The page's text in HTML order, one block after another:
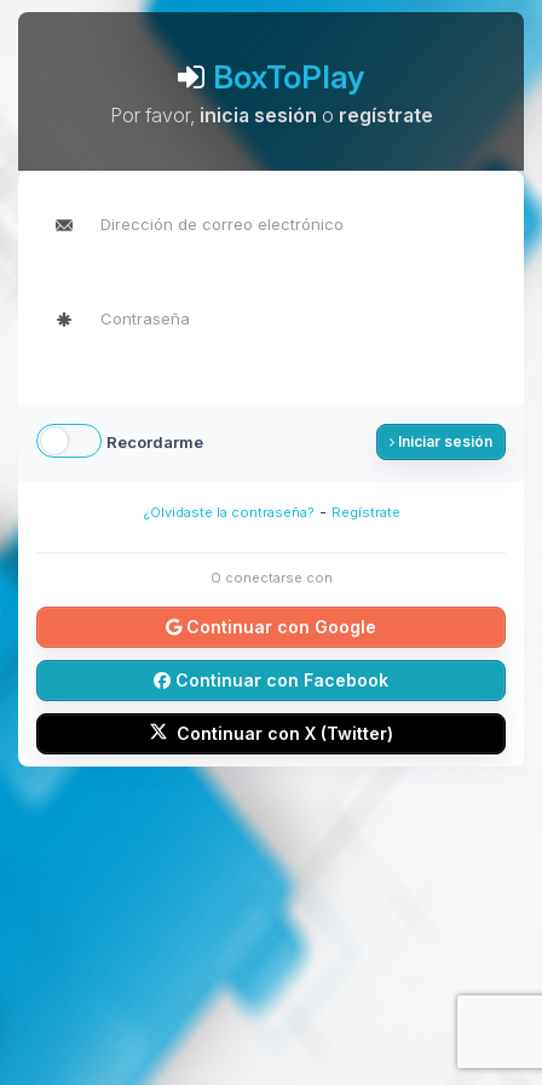
BoxToPlay
Por favor, inicia sesión o regístrate
Recordarme Iniciar sesión
¿Olvidaste la contraseña? - Regístrate
O conectarse con
Continuar con Google
Continuar con Facebook
Continuar con X (Twitter)